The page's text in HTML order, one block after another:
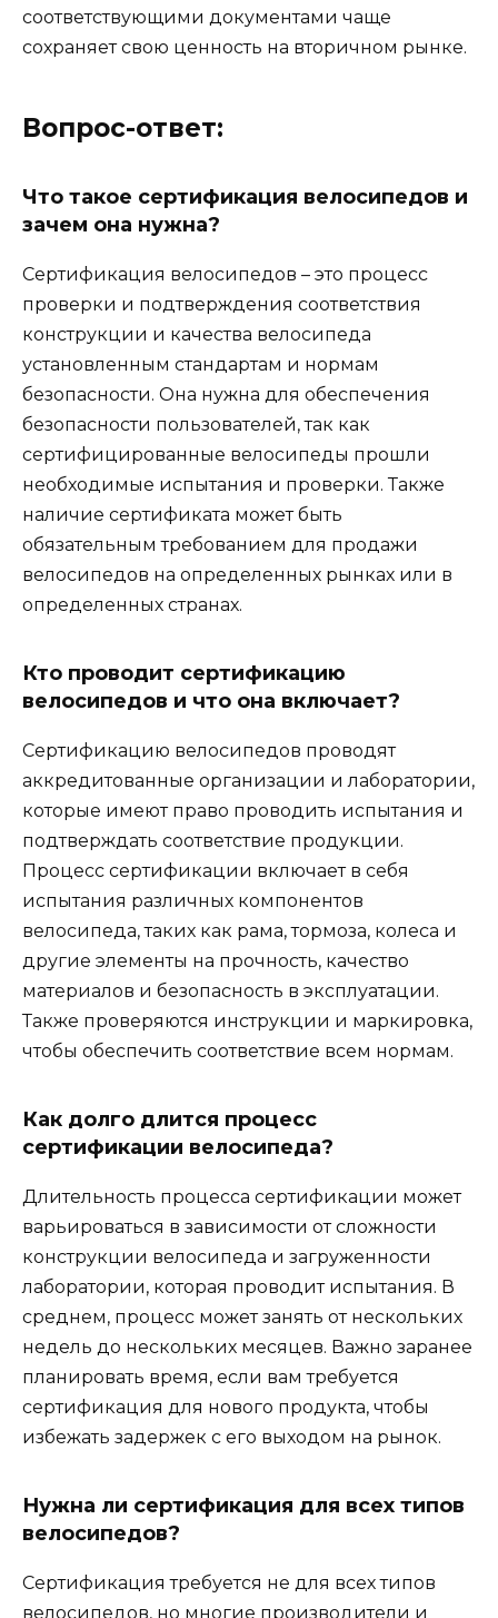
соответствующими документами чаще
сохраняет свою ценность на вторичном рынке.
Вопрос-ответ:
Что такое сертификация велосипедов и
зачем она нужна?
Сертификация велосипедов – это процесс
проверки и подтверждения соответствия
конструкции и качества велосипеда
установленным стандартам и нормам
безопасности. Она нужна для обеспечения
безопасности пользователей, так как
сертифицированные велосипеды прошли
необходимые испытания и проверки. Также
наличие сертификата может быть
обязательным требованием для продажи
велосипедов на определенных рынках или в
определенных странах.
Кто проводит сертификацию
велосипедов и что она включает?
Сертификацию велосипедов проводят
аккредитованные организации и лаборатории,
которые имеют право проводить испытания и
подтверждать соответствие продукции.
Процесс сертификации включает в себя
испытания различных компонентов
велосипеда, таких как рама, тормоза, колеса и
другие элементы на прочность, качество
материалов и безопасность в эксплуатации.
Также проверяются инструкции и маркировка,
чтобы обеспечить соответствие всем нормам.
Как долго длится процесс
сертификации велосипеда?
Длительность процесса сертификации может
варьироваться в зависимости от сложности
конструкции велосипеда и загруженности
лаборатории, которая проводит испытания. В
среднем, процесс может занять от нескольких
недель до нескольких месяцев. Важно заранее
планировать время, если вам требуется
сертификация для нового продукта, чтобы
избежать задержек с его выходом на рынок.
Нужна ли сертификация для всех типов
велосипедов?
Сертификация требуется не для всех типов
велосипедов, но многие производители и